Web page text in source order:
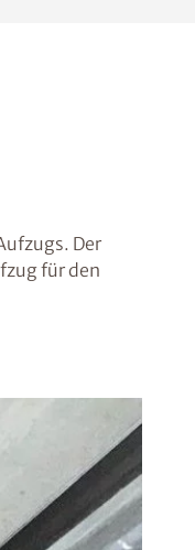
Der
für den